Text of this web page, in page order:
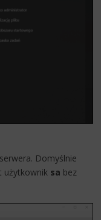
Domyślnie
użytkownik sa bez